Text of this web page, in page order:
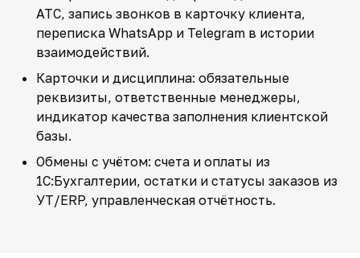
АТС, запись звонков в карточку клиента,
переписка WhatsApp и Telegram в истории
взаимодействий.
Карточки и дисциплина: обязательные
реквизиты, ответственные менеджеры,
индикатор качества заполнения клиентской
базы.
Обмены с учётом: счета и оплаты из
1С:Бухгалтерии, остатки и статусы заказов из
УТ/ERP, управленческая отчётность.